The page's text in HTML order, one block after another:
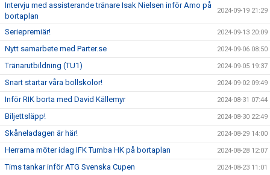
Intervju med assisterande tränare Isak Nielsen inför Amo på
bortaplan
2024-09-19 21:29
Seriepremiär! 2024-09-13 20:09
Nytt samarbete med Parter.se 2024-09-06 08:50
Tränarutbildning (TU1) 2024-09-05 19:37
Snart startar våra bollskolor! 2024-09-02 09:49
Inför RIK borta med David Källemyr 2024-08-31 07:44
Biljettsläpp! 2024-08-30 22:49
Skåneladagen är här! 2024-08-29 14:00
Herrarna möter idag IFK Tumba HK på bortaplan 2024-08-28 12:07
Tims tankar inför ATG Svenska Cupen 2024-08-23 11:01